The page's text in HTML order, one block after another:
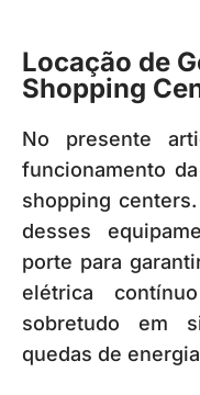
Locação de
Shopping
No presente
funcionamento
shopping
desses
porte para
elétrica
sobretudo em
quedas de